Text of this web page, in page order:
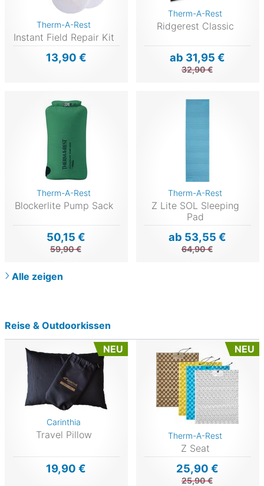
Therm-A-Rest
Instant Field Repair Kit
13,90 €
Therm-A-Rest
Ridgerest Classic
ab 31,95 €
32,90 €
Therm-A-Rest
Blockerlite Pump Sack
50,15 €
59,90 €
Therm-A-Rest
Z Lite SOL Sleeping
Pad
ab 53,55 €
64,90 €
Alle zeigen
Reise & Outdoorkissen
NEU
Carinthia
Travel Pillow
19,90 €
NEU
Therm-A-Rest
Z Seat
25,90 €
25,90 €